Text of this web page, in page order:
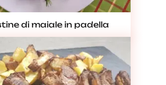
di maiale in padella